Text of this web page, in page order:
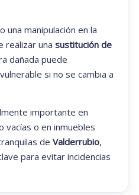
manipulación en la
realizar una sustitución de
dañada puede
si no se cambia a
importante en
vacías o en inmuebles
de Valderrubio,
para evitar incidencias